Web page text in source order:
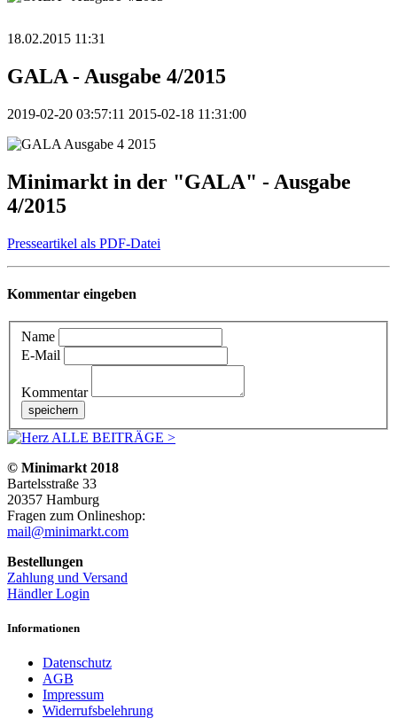
18.02.2015 11:31
GALA - Ausgabe 4/2015
2019-02-20 03:57:11 2015-02-18 11:31:00
Minimarkt in der "GALA" - Ausgabe
4/2015
Presseartikel als PDF-Datei
Kommentar eingeben
Name
E-Mail
Kommentar
ALLE BEITRÄGE >
© Minimarkt 2018
Bartelsstraße 33
20357 Hamburg
Fragen zum Onlineshop:
mail@minimarkt.com
Bestellungen
Zahlung und Versand
Händler Login
Informationen
Datenschutz
AGB
Impressum
Widerrufsbelehrung